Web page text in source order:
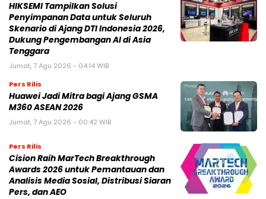
HIKSEMI Tampilkan Solusi
Penyimpanan Data untuk Seluruh
Skenario di Ajang DTI Indonesia 2026,
Dukung Pengembangan AI di Asia
Tenggara
Jumat, 7 Agu 2026 - 04:14 WIB
Pers Rilis
Huawei Jadi Mitra bagi Ajang GSMA
M360 ASEAN 2026
Jumat, 7 Agu 2026 - 00:42 WIB
Pers Rilis
Cision Raih MarTech Breakthrough
Awards 2026 untuk Pemantauan dan
Analisis Media Sosial, Distribusi Siaran
Pers, dan AEO